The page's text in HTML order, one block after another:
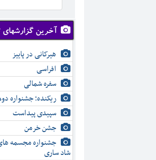
آخرین
هیرکانی در پاییز
افراسی
سفره شمالی
ریکنده؛ جشنواره
سپیدی پیداست
جشن خرمن
جشنواره مجسمه
شاد ساری